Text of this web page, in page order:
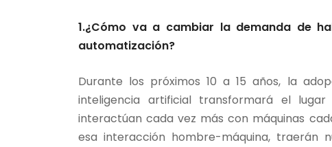
1.¿Cómo va a cambiar la demanda de
automatización?
Durante los próximos 10 a 15 años, la
inteligencia artificial transformará el
interactúan cada vez más con máquinas
esa interacción hombre-máquina, traerán